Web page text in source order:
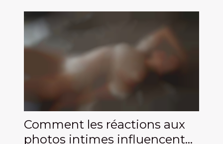
Comment les réactions aux
photos intimes influencent